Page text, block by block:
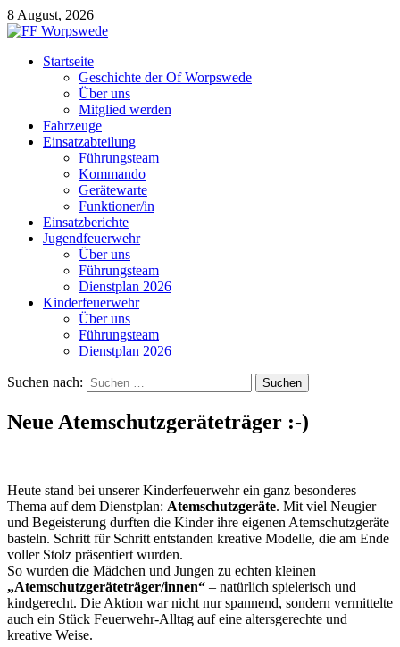
8 August, 2026
Startseite
Geschichte der Of Worpswede
Über uns
Mitglied werden
Fahrzeuge
Einsatzabteilung
Führungsteam
Kommando
Gerätewarte
Funktioner/in
Einsatzberichte
Jugendfeuerwehr
Über uns
Führungsteam
Dienstplan 2026
Kinderfeuerwehr
Über uns
Führungsteam
Dienstplan 2026
Suchen nach:
Neue Atemschutzgeräteträger :-)
Heute stand bei unserer Kinderfeuerwehr ein ganz besonderes
Thema auf dem Dienstplan: Atemschutzgeräte. Mit viel Neugier
und Begeisterung durften die Kinder ihre eigenen Atemschutzgeräte
basteln. Schritt für Schritt entstanden kreative Modelle, die am Ende
voller Stolz präsentiert wurden.
So wurden die Mädchen und Jungen zu echten kleinen
„Atemschutzgeräteträger/innen“ – natürlich spielerisch und
kindgerecht. Die Aktion war nicht nur spannend, sondern vermittelte
auch ein Stück Feuerwehr-Alltag auf eine altersgerechte und
kreative Weise.